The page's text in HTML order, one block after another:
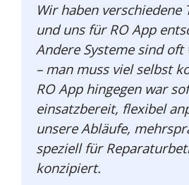
Wir haben verschiedene
und uns für RO App
Andere Systeme sind oft
– man muss viel selbst
RO App hingegen war
einsatzbereit, flexibel
unsere Abläufe,
speziell für
konzipiert.